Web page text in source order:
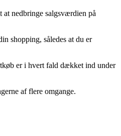
at nedbringe salgsværdien på
shopping, således at du er
er i hvert fald dækket ind under
af flere omgange.